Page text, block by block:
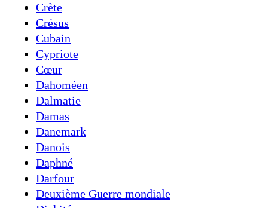
Crète
Crésus
Cubain
Cypriote
Cœur
Dahoméen
Dalmatie
Damas
Danemark
Danois
Daphné
Darfour
Deuxième Guerre mondiale